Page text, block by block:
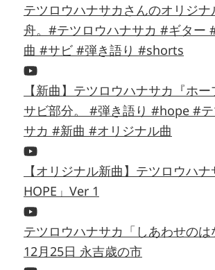
テツロウハナサカさんのオリジ
舟。#テツロウハナサカ #ギター
曲 #サビ #弾き語り #shorts
【新曲】テツロウハナサカ『ホ
サビ部分。 #弾き語り #hope #
サカ #新曲 #オリジナル曲
【オリジナル新曲】テツロウハ
HOPE」Ver 1
テツロウハナサカ「しあわせの
12月25日 永吉歳の市